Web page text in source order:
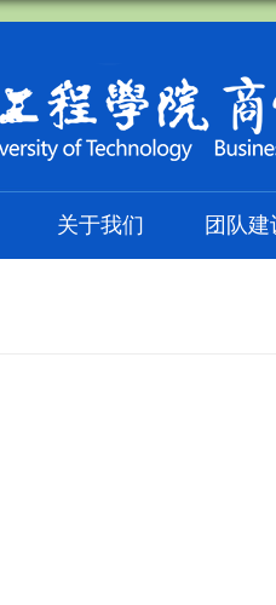
关于我们 团队建